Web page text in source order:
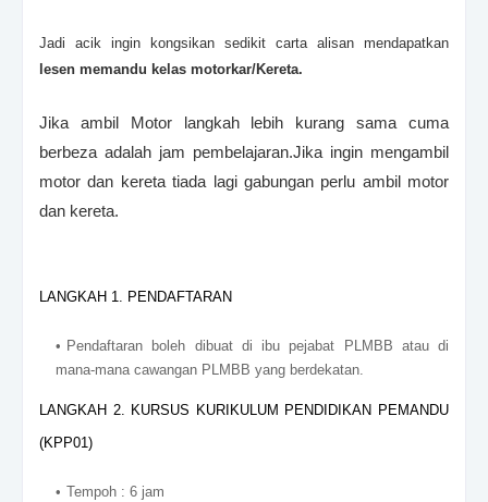
Jadi acik ingin kongsikan sedikit carta alisan mendapatkan
lesen memandu kelas motorkar/Kereta.
Jika ambil Motor langkah lebih kurang sama cuma
berbeza adalah jam pembelajaran.Jika ingin mengambil
motor dan kereta tiada lagi gabungan perlu ambil motor
dan kereta.
LANGKAH 1. PENDAFTARAN
Pendaftaran boleh dibuat di ibu pejabat PLMBB atau di
mana-mana cawangan PLMBB yang berdekatan.
LANGKAH 2. KURSUS KURIKULUM PENDIDIKAN PEMANDU
(KPP01)
Tempoh : 6 jam